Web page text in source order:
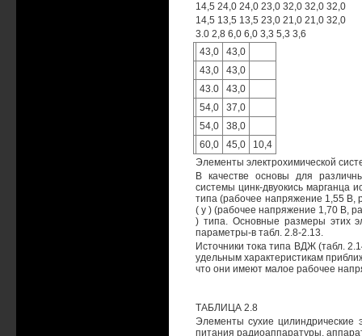
14,5 24,0 24,0 23,0 32,0 32,0 32,0
14,5 13,5 13,5 23,0 21,0 21,0 32,0
3.0 2,8 6,0 6,0 3,3 5,3 3,6
43,0
43,0
43,0
43,0
43.0
43,0
54,0
37,0
54,0
38,0
60,0
45,0
10,4
Элементы электрохимической
В качестве основы для
системы цинк-двуокись марганца
типа (рабочее напряжение 1,55 В,
( у ) (рабочее напряжение 1,70 В,
) типа. Основные размеры этих
параметры-в табл. 2.8-2.13.
Источники тока типа ВДЖ (табл.
удельным характеристикам
что они имеют малое рабочее
ТАБЛИЦА 2.8
Элементы сухие цилиндрические
питания радиоаппаратуры,